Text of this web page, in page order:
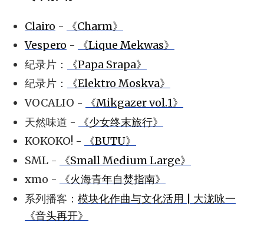
Clairo -
《Charm》
Vespero -
《Lique Mekwas》
纪录片：
《Papa Srapa》
纪录片：
《Elektro Moskva》
VOCALIO -
《Mikgazer vol.1》
天然味道 -
《少女终末旅行》
KOKOKO! -
《BUTU》
SML -
《Small Medium Large》
xmo -
《火海青年自焚指南》
系列播客： 模块化作曲与文化活用 | 大泷咏一
《音头再开》